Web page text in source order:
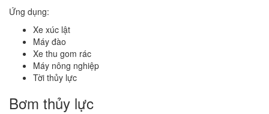
Ứng dụng:
Xe xúc lật
Máy đào
Xe thu gom rác
Máy nông nghiệp
Tời thủy lực
Bơm thủy lực